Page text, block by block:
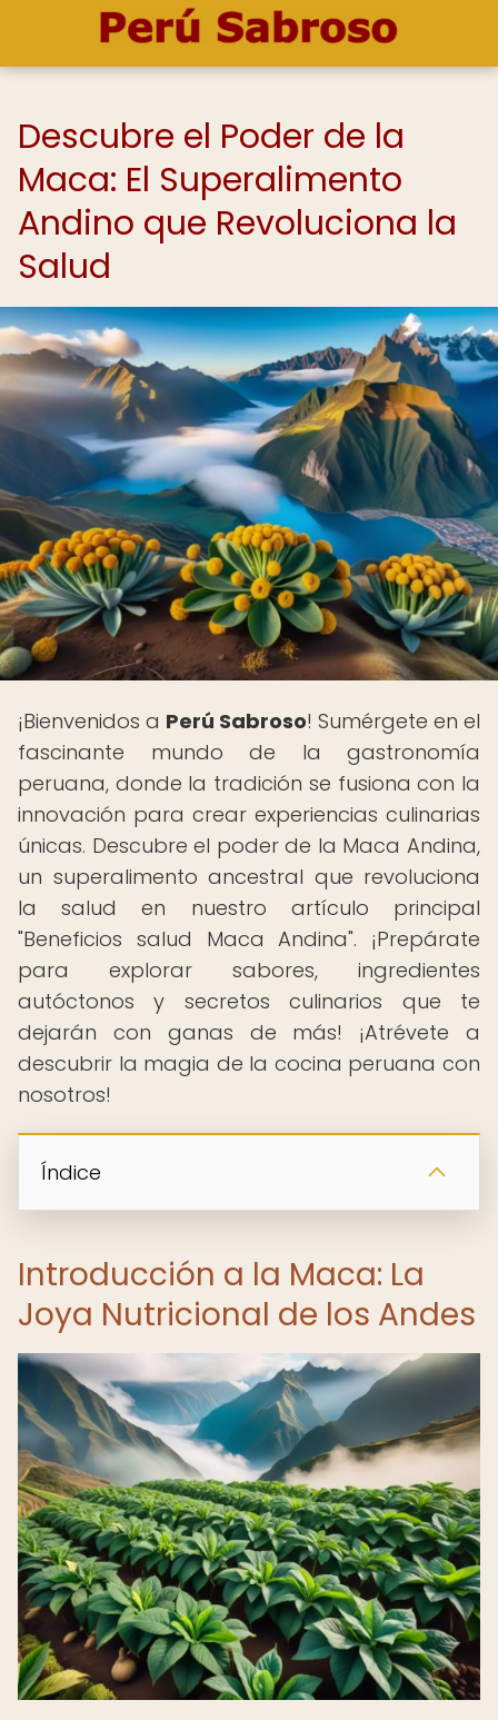
Descubre el Poder de la
Maca: El Superalimento
Andino que Revoluciona la
Salud
¡Bienvenidos a Perú Sabroso! Sumérgete en el
fascinante mundo de la gastronomía
peruana, donde la tradición se fusiona con la
innovación para crear experiencias culinarias
únicas. Descubre el poder de la Maca Andina,
un superalimento ancestral que revoluciona
la salud en nuestro artículo principal
"Beneficios salud Maca Andina". ¡Prepárate
para explorar sabores, ingredientes
autóctonos y secretos culinarios que te
dejarán con ganas de más! ¡Atrévete a
descubrir la magia de la cocina peruana con
nosotros!
Índice
Introducción a la Maca: La
Joya Nutricional de los Andes